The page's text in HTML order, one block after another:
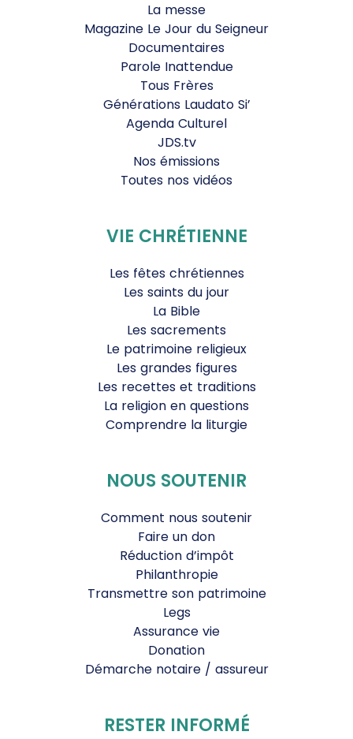
La messe
Magazine Le Jour du Seigneur
Documentaires
Parole Inattendue
Tous Frères
Générations Laudato Si’
Agenda Culturel
JDS.tv
Nos émissions
Toutes nos vidéos
VIE CHRÉTIENNE
Les fêtes chrétiennes
Les saints du jour
La Bible
Les sacrements
Le patrimoine religieux
Les grandes figures
Les recettes et traditions
La religion en questions
Comprendre la liturgie
NOUS SOUTENIR
Comment nous soutenir
Faire un don
Réduction d’impôt
Philanthropie
Transmettre son patrimoine
Legs
Assurance vie
Donation
Démarche notaire / assureur
RESTER INFORMÉ